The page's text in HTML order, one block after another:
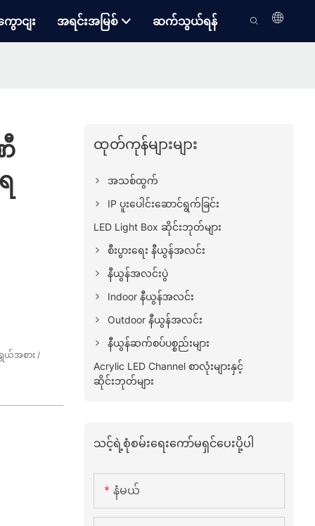
ာငျး အရင်းအမြစ် ဆက်သွယ်ရန်
ရွယ်အစား /
ထုတ်ကုန်များများ
အသစ်ထွက်
IP ပူးပေါင်းဆောင်ရွက်ခြင်း
LED Light Box ဆိုင်းဘုတ်များ
စီးပွားရေး နီယွန်အလင်း
နီယွန်အလင်းပွဲ
Indoor နီယွန်အလင်း
Outdoor နီယွန်အလင်း
နီယွန်ဆက်စပ်ပစ္စည်းများ
Acrylic LED Channel စာလုံးများနှင့်
ဆိုင်းဘုတ်များ
သင့်ရဲ့စုံစမ်းရေးကော်မရှင်ပေးပို့ပါ
နံမယ်